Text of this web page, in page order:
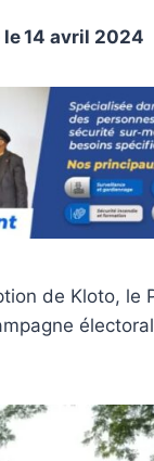
le14 avril 2024
de Kloto, le